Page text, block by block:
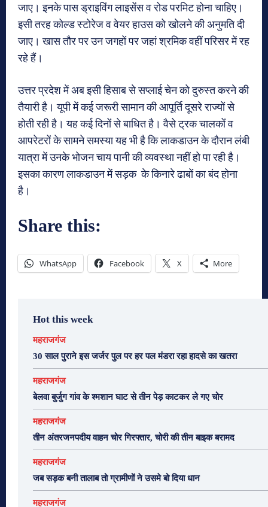
जाए। इनके पास ड्राइविंग लाइसेंस व रोड परमिट होना चाहिए।
इसी तरह कोल्ड स्टोरेज व वेयर हाउस को खोलने की अनुमति दी
जाए। खास तौर पर उन जगहों पर जहां श्रमिक वहीं परिसर में रह
रहे हैं।
उत्तर प्रदेश में अब इसी हिसाब से सप्लाई चेन को दुरुस्त करने की
तैयारी है। यूपी में कई जरूरी सामान की आपूर्ति दूसरे राज्यों से
होती रही है। यह कई दिनों से बाधित है। वैसे ट्रक चालकों व
आपरेटरों के सामने समस्या यह भी है कि लाकडाउन के दौरान लंबी
यात्रा में उनके भोजन चाय पानी की व्यवस्था नहीं हो पा रही है।
इसका कारण लाकडाउन में सड़क के किनारे ढाबों का बंद होना
है।
Share this:
WhatsApp Facebook X More
Hot this week
महराजगंज
30 साल पुराने इस जर्जर पुल पर हर पल मंडरा रहा हादसे का खतरा
महराजगंज
बेलवा बुर्जुग गांव के श्मशान घाट से तीन पेड़ काटकर ले गए चोर
महराजगंज
तीन अंतरजनपदीय वाहन चोर गिरफ्तार, चोरी की तीन बाइक बरामद
महराजगंज
जब सड़क बनी तालाब तो ग्रामीणों ने उसमे बो दिया धान
महराजगंज